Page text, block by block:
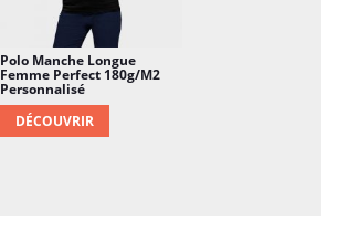
Polo Manche Longue
Femme Perfect 180g/m2
Personnalisé
DÉCOUVRIR